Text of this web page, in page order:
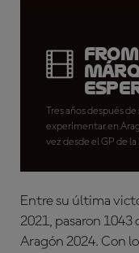
Tres años después
experimentar en
vez desde el GP de
Entre su última
2021, pasaron 1043
Aragón 2024. Con